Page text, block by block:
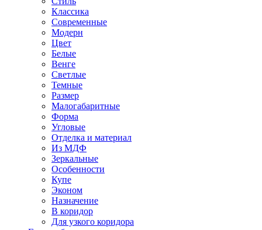
Классика
Современные
Модерн
Цвет
Белые
Венге
Светлые
Темные
Размер
Малогабаритные
Форма
Угловые
Отделка и материал
Из МДФ
Зеркальные
Особенности
Купе
Эконом
Назначение
В коридор
Для узкого коридора